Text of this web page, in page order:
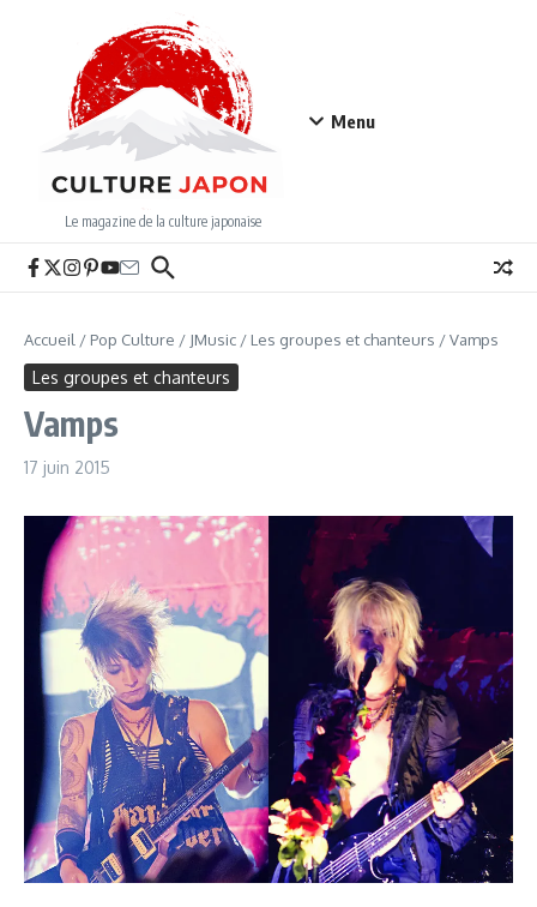
Le magazine de la culture japonaise
Menu
Accueil / Pop Culture / JMusic / Les groupes et chanteurs /Vamps
Les groupes et chanteurs
Vamps
17 juin 2015